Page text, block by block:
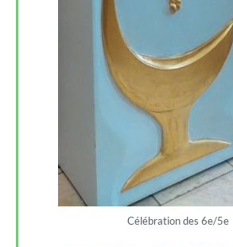
Célébration des 6e/5e